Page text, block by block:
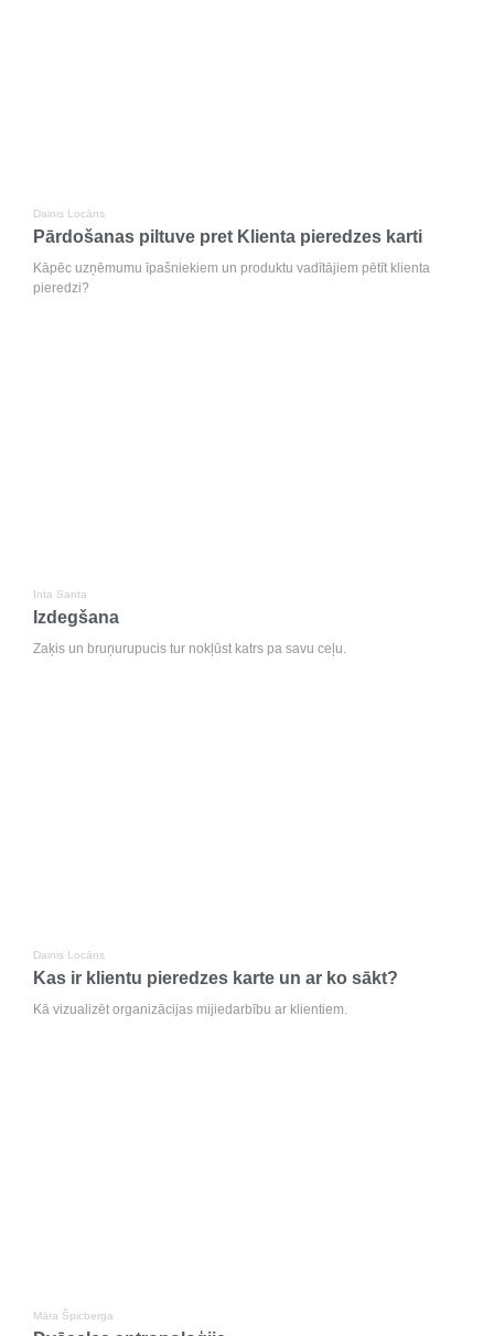
Dainis Locāns
Pārdošanas piltuve pret Klienta pieredzes karti
Kāpēc uzņēmumu īpašniekiem un produktu vadītājiem pētīt klienta
pieredzi?
Inta Santa
Izdegšana
Zaķis un bruņurupucis tur nokļūst katrs pa savu ceļu.
Dainis Locāns
Kas ir klientu pieredzes karte un ar ko sākt?
Kā vizualizēt organizācijas mijiedarbību ar klientiem.
Māra Špicberga